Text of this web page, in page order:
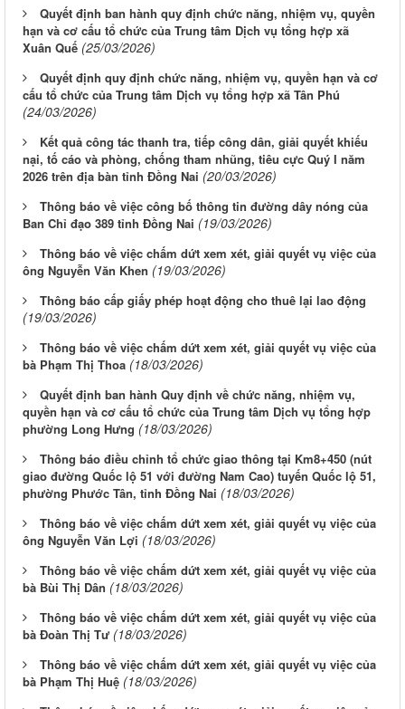
Quyết định ban hành quy định chức năng, nhiệm vụ, quyền
hạn và cơ cấu tổ chức của Trung tâm Dịch vụ tổng hợp xã
Xuân Quế (25/03/2026)
Quyết định quy định chức năng, nhiệm vụ, quyền hạn và cơ
cấu tổ chức của Trung tâm Dịch vụ tổng hợp xã Tân Phú
(24/03/2026)
Kết quả công tác thanh tra, tiếp công dân, giải quyết khiếu
nại, tố cáo và phòng, chống tham nhũng, tiêu cực Quý I năm
2026 trên địa bàn tỉnh Đồng Nai (20/03/2026)
Thông báo về việc công bố thông tin đường dây nóng của
Ban Chỉ đạo 389 tỉnh Đồng Nai (19/03/2026)
Thông báo về việc chấm dứt xem xét, giải quyết vụ việc của
ông Nguyễn Văn Khen (19/03/2026)
Thông báo cấp giấy phép hoạt động cho thuê lại lao động
(19/03/2026)
Thông báo về việc chấm dứt xem xét, giải quyết vụ việc của
bà Phạm Thị Thoa (18/03/2026)
Quyết định ban hành Quy định về chức năng, nhiệm vụ,
quyền hạn và cơ cấu tổ chức của Trung tâm Dịch vụ tổng hợp
phường Long Hưng (18/03/2026)
Thông báo điều chỉnh tổ chức giao thông tại Km8+450 (nút
giao đường Quốc lộ 51 với đường Nam Cao) tuyến Quốc lộ 51,
phường Phước Tân, tỉnh Đồng Nai (18/03/2026)
Thông báo về việc chấm dứt xem xét, giải quyết vụ việc của
ông Nguyễn Văn Lợi (18/03/2026)
Thông báo về việc chấm dứt xem xét, giải quyết vụ việc của
bà Bùi Thị Dân (18/03/2026)
Thông báo về việc chấm dứt xem xét, giải quyết vụ việc của
bà Đoàn Thị Tư (18/03/2026)
Thông báo về việc chấm dứt xem xét, giải quyết vụ việc của
bà Phạm Thị Huệ (18/03/2026)